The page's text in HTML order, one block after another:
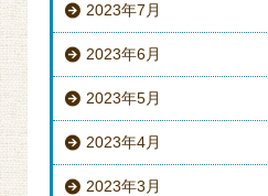
2023年7月
2023年6月
2023年5月
2023年4月
2023年3月